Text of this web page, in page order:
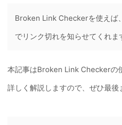
Broken Link Checkerを使えば
でリンク切れを知らせてくれま
本記事はBroken Link Checkerの
詳しく解説しますので、ぜひ最後